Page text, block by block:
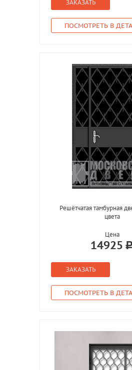
ЗАКАЗАТЬ
ПОСМОТРЕТЬ В
Решётчатая тамбурная
цвета
Цена
14925
ЗАКАЗАТЬ
ПОСМОТРЕТЬ В